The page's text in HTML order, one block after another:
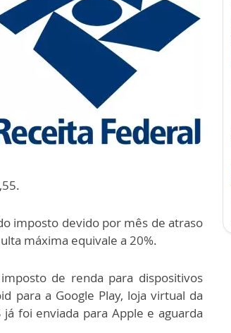
imposto devido por mês de atraso
máxima equivale a 20%.
de renda para dispositivos
para a Google Play, loja virtual da
foi enviada para Apple e aguarda